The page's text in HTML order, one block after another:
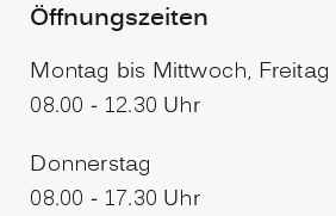
Öffnungszeiten
Montag bis Mittwoch, Freitag
08.00 - 12.30 Uhr
Donnerstag
08.00 - 17.30 Uhr